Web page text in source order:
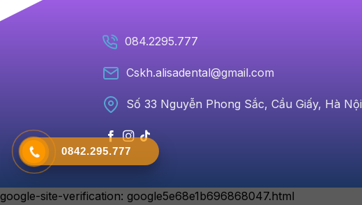
084.2295.777
Cskh.alisadental@gmail.com
Số 33 Nguyễn Phong Sắc, Cầu Giấy, Hà Nội
google-site-verification: google5e68e1b696868047.html
0842.295.777